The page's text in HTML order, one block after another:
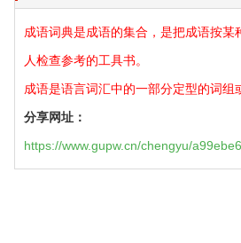
成语词典是成语的集合，是把成语按某
人检查参考的工具书。
成语是语言词汇中的一部分定型的词组
分享网址：
https://www.gupw.cn/chengyu/